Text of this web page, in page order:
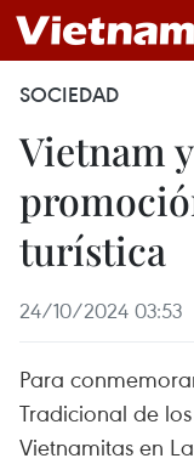
SOCIEDAD
Vietnam
turística
24/10/2024 03:53
Para
Tradicional de
Vietnamitas en